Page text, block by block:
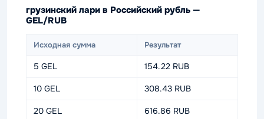
грузинский лари в Российский рубль —
GEL/RUB
Исходная сумма Результат
5 GEL 154.22 RUB
10 GEL 308.43 RUB
20 GEL 616.86 RUB